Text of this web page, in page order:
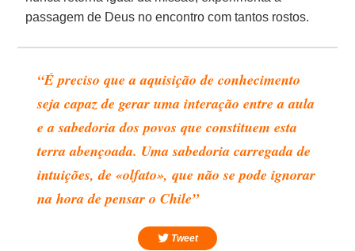
passagem de Deus no encontro com tantos rostos.
“É preciso que a aquisição de conhecimento
seja capaz de gerar uma interação entre a aula
e a sabedoria dos povos que constituem esta
terra abençoada. Uma sabedoria carregada de
intuições, de «olfato», que não se pode ignorar
na hora de pensar o Chile”
Tweet